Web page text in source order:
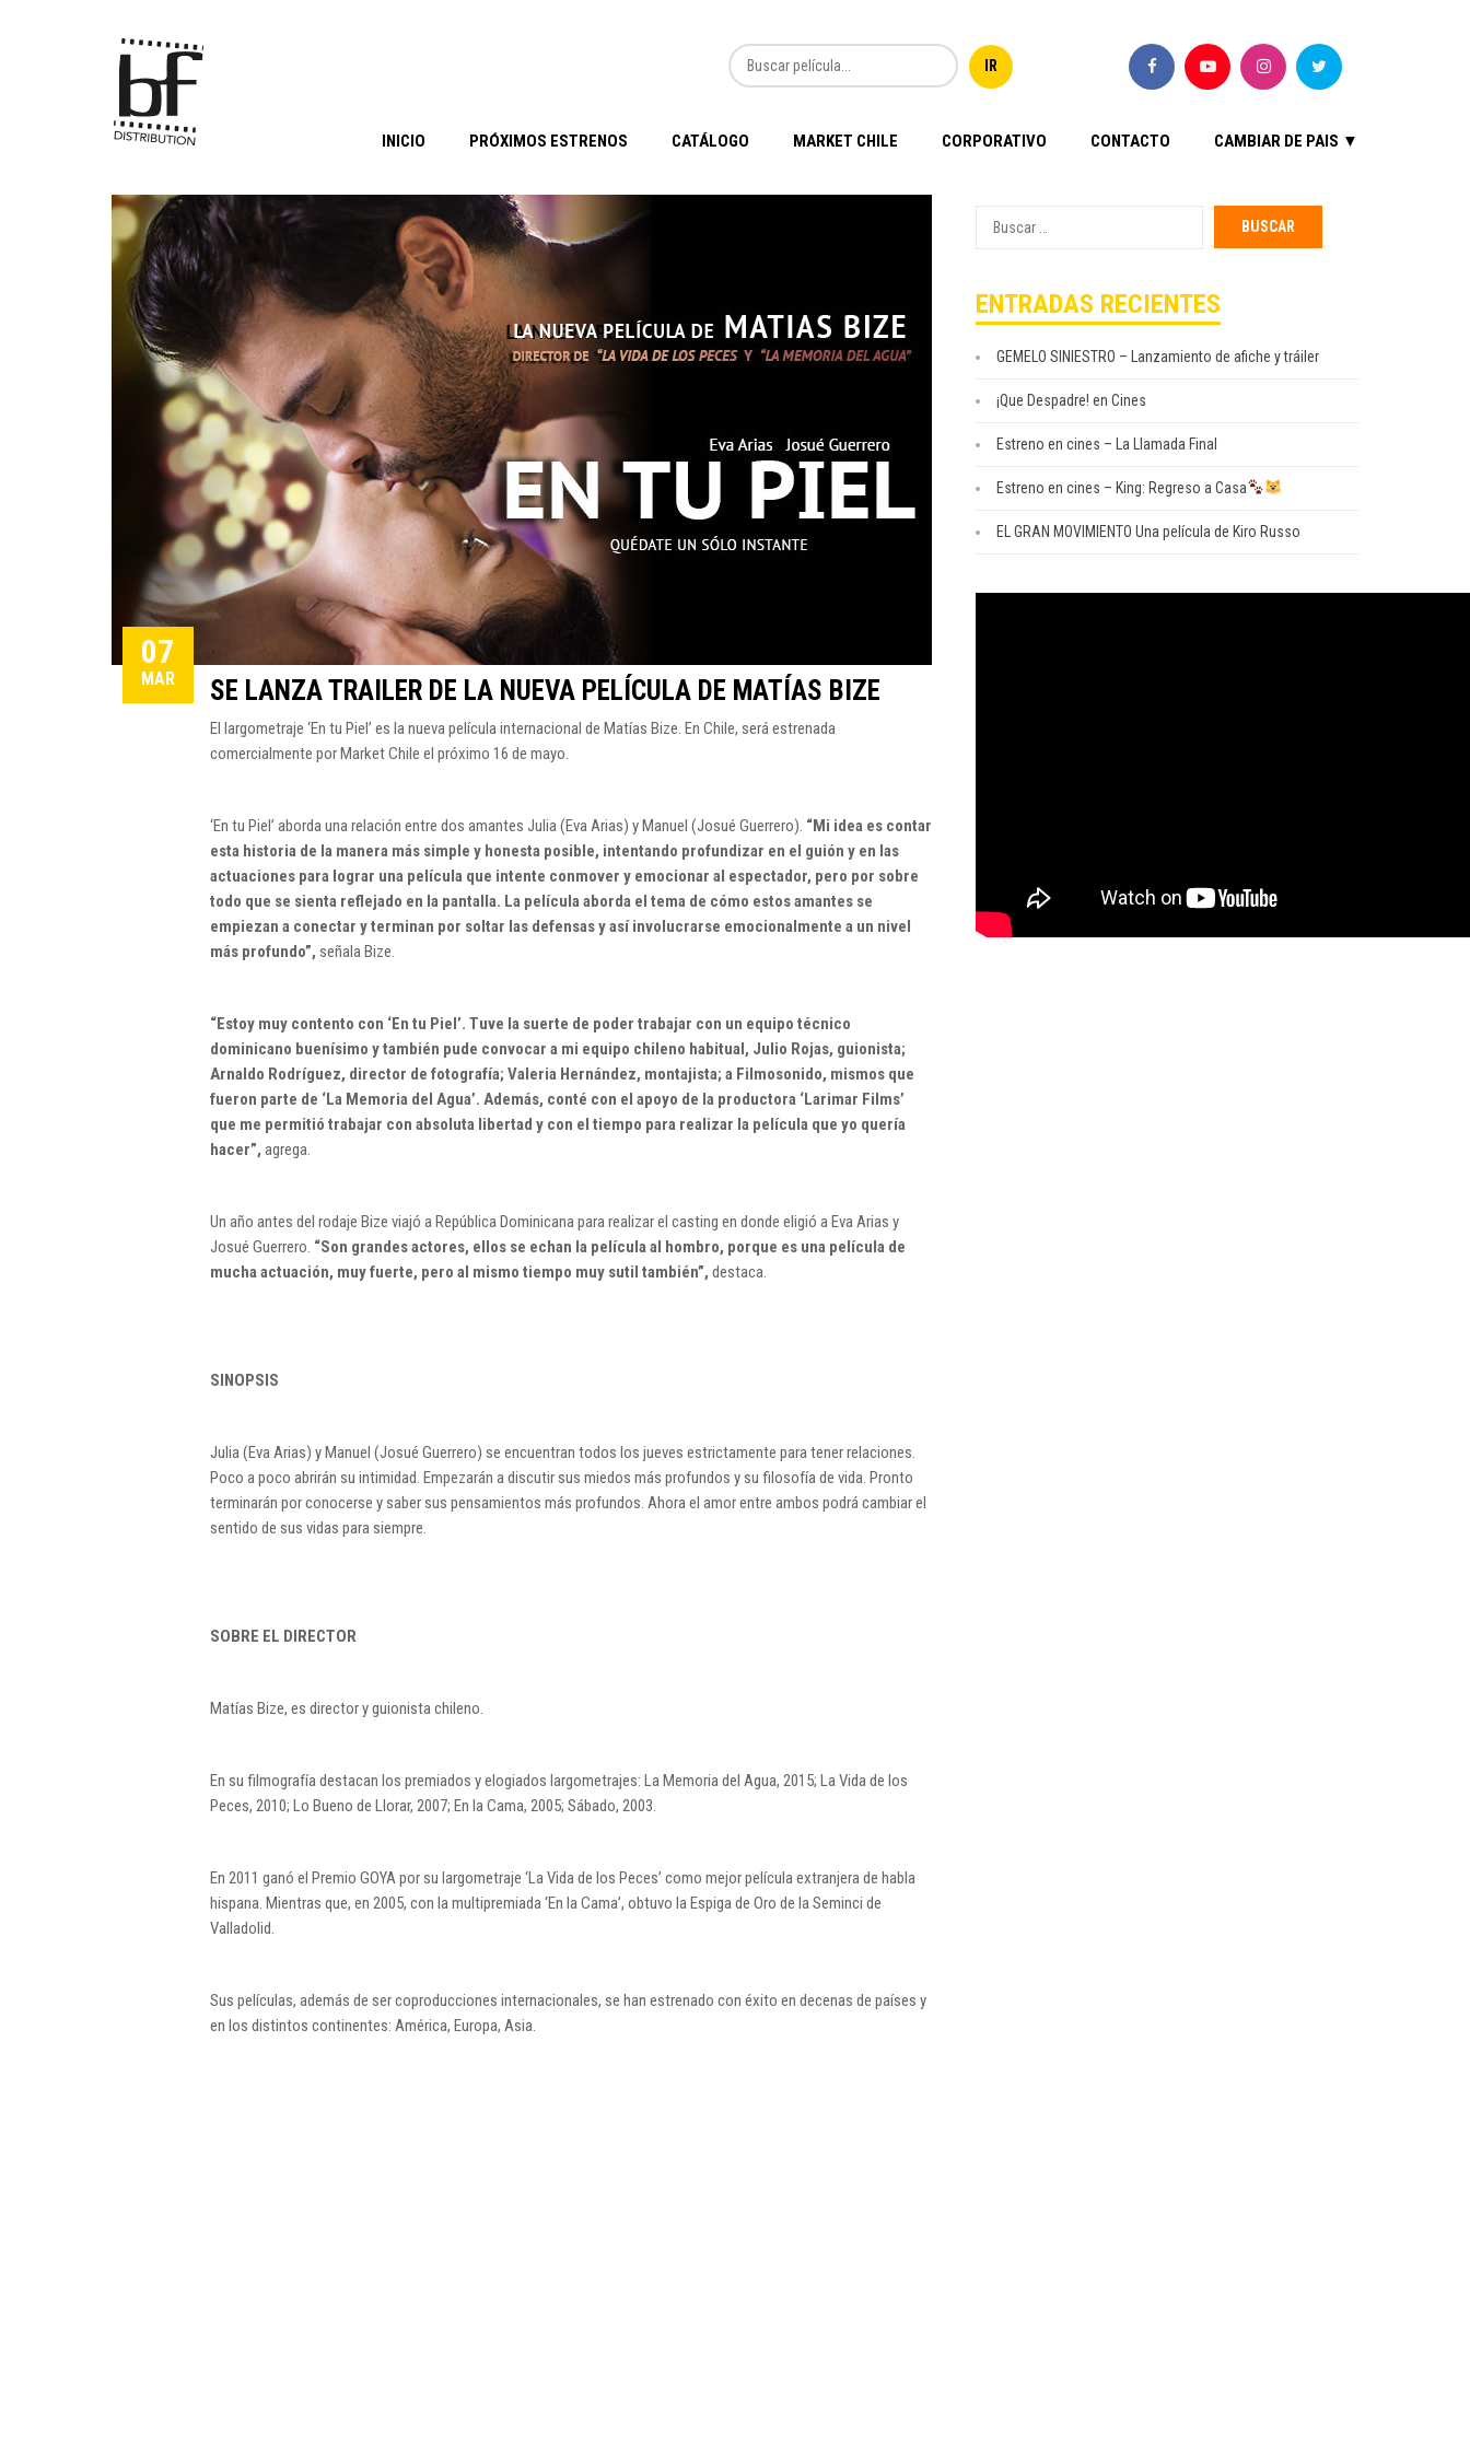
INICIO PRÓXIMOS ESTRENOS CATÁLOGO MARKET CHILE CORPORATIVO CONTACTO CAMBIAR DE PAIS ▼
07
MAR SE LANZA TRAILER DE LA NUEVA PELÍCULA DE MATÍAS BIZE
El largometraje ‘En tu Piel’ es la nueva película internacional de Matías Bize. En Chile, será estrenada
comercialmente por Market Chile el próximo 16 de mayo.
‘En tu Piel’ aborda una relación entre dos amantes Julia (Eva Arias) y Manuel (Josué Guerrero). “Mi idea es contar
esta historia de la manera más simple y honesta posible, intentando profundizar en el guión y en las
actuaciones para lograr una película que intente conmover y emocionar al espectador, pero por sobre
todo que se sienta reflejado en la pantalla. La película aborda el tema de cómo estos amantes se
empiezan a conectar y terminan por soltar las defensas y así involucrarse emocionalmente a un nivel
más profundo”, señala Bize.
“Estoy muy contento con ‘En tu Piel’. Tuve la suerte de poder trabajar con un equipo técnico
dominicano buenísimo y también pude convocar a mi equipo chileno habitual, Julio Rojas, guionista;
Arnaldo Rodríguez, director de fotografía; Valeria Hernández, montajista; a Filmosonido, mismos que
fueron parte de ‘La Memoria del Agua’. Además, conté con el apoyo de la productora ‘Larimar Films’
que me permitió trabajar con absoluta libertad y con el tiempo para realizar la película que yo quería
hacer”, agrega.
Un año antes del rodaje Bize viajó a República Dominicana para realizar el casting en donde eligió a Eva Arias y
Josué Guerrero. “Son grandes actores, ellos se echan la película al hombro, porque es una película de
mucha actuación, muy fuerte, pero al mismo tiempo muy sutil también”, destaca.
SINOPSIS
Julia (Eva Arias) y Manuel (Josué Guerrero) se encuentran todos los jueves estrictamente para tener relaciones.
Poco a poco abrirán su intimidad. Empezarán a discutir sus miedos más profundos y su filosofía de vida. Pronto
terminarán por conocerse y saber sus pensamientos más profundos. Ahora el amor entre ambos podrá cambiar el
sentido de sus vidas para siempre.
SOBRE EL DIRECTOR
Matías Bize, es director y guionista chileno.
En su filmografía destacan los premiados y elogiados largometrajes: La Memoria del Agua, 2015; La Vida de los
Peces, 2010; Lo Bueno de Llorar, 2007; En la Cama, 2005; Sábado, 2003.
En 2011 ganó el Premio GOYA por su largometraje ‘La Vida de los Peces’ como mejor película extranjera de habla
hispana. Mientras que, en 2005, con la multipremiada ‘En la Cama’, obtuvo la Espiga de Oro de la Seminci de
Valladolid.
Sus películas, además de ser coproducciones internacionales, se han estrenado con éxito en decenas de países y
en los distintos continentes: América, Europa, Asia.
por:
ENTRADAS RECIENTES
GEMELO SINIESTRO – Lanzamiento de afiche y tráiler
¡Que Despadre! en Cines
Estreno en cines – La Llamada Final
Estreno en cines – King: Regreso a Casa
EL GRAN MOVIMIENTO Una película de Kiro Russo